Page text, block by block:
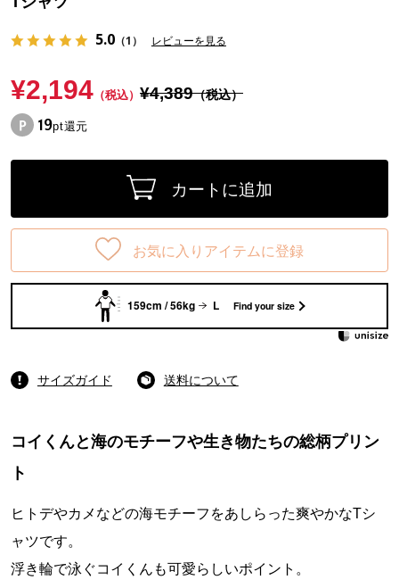
5.0（1） レビューを見る
¥2,194（税込） ¥4,389（税込）
19pt還元
カートに追加
お気に入りアイテムに登録
159cm / 56kg L Find your size
サイズガイド 送料について
コイくんと海のモチーフや生き物たちの総柄プリン
ト
ヒトデやカメなどの海モチーフをあしらった爽やかなTシ
ャツです。
浮き輪で泳ぐコイくんも可愛らしいポイント。